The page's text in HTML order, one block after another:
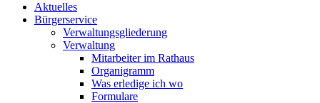
Aktuelles
Bürgerservice
Verwaltungsgliederung
Verwaltung
Mitarbeiter im Rathaus
Organigramm
Was erledige ich wo
Formulare